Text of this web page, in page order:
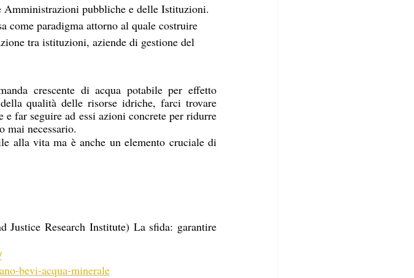
Amministrazioni pubbliche e delle Istituzioni.
come paradigma attorno al quale costruire
tra istituzioni, aziende di gestione del
crescente di acqua potabile per effetto
qualità delle risorse idriche, farci trovare
far seguire ad essi azioni concrete per ridurre
mai necessario.
alla vita ma è anche un elemento cruciale di
Research Institute) La sfida: garantire
bevi-acqua-minerale